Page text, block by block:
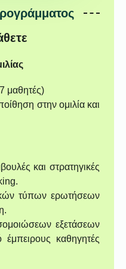
μαθητές)
στην ομιλία και
και στρατηγικές
τύπων ερωτήσεων
εξετάσεων
καθηγητές